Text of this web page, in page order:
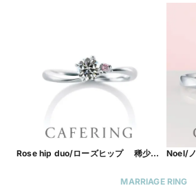
Rose hip duo/ローズヒップ 稀少な
Noel/
MARRIAGE RING